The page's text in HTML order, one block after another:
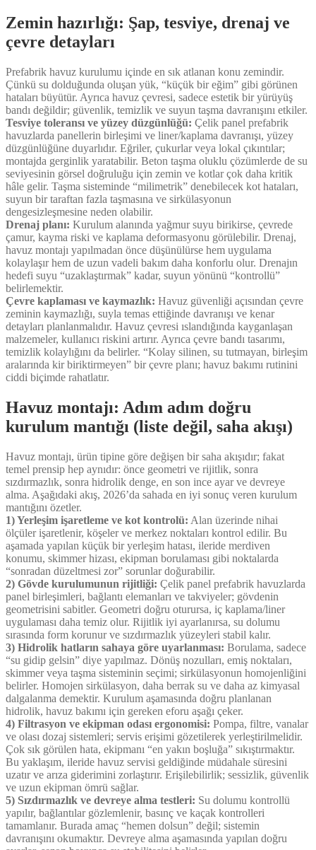
Zemin hazırlığı: Şap, tesviye, drenaj ve
çevre detayları
Prefabrik havuz kurulumu içinde en sık atlanan konu zemindir.
Çünkü su dolduğunda oluşan yük, “küçük bir eğim” gibi görünen
hataları büyütür. Ayrıca havuz çevresi, sadece estetik bir yürüyüş
bandı değildir; güvenlik, temizlik ve suyun taşma davranışını etkiler.
Tesviye toleransı ve yüzey düzgünlüğü: Çelik panel prefabrik
havuzlarda panellerin birleşimi ve liner/kaplama davranışı, yüzey
düzgünlüğüne duyarlıdır. Eğriler, çukurlar veya lokal çıkıntılar;
montajda gerginlik yaratabilir. Beton taşma oluklu çözümlerde de su
seviyesinin görsel doğruluğu için zemin ve kotlar çok daha kritik
hâle gelir. Taşma sisteminde “milimetrik” denebilecek kot hataları,
suyun bir taraftan fazla taşmasına ve sirkülasyonun
dengesizleşmesine neden olabilir.
Drenaj planı: Kurulum alanında yağmur suyu birikirse, çevrede
çamur, kayma riski ve kaplama deformasyonu görülebilir. Drenaj,
havuz montajı yapılmadan önce düşünülürse hem uygulama
kolaylaşır hem de uzun vadeli bakım daha konforlu olur. Drenajın
hedefi suyu “uzaklaştırmak” kadar, suyun yönünü “kontrollü”
belirlemektir.
Çevre kaplaması ve kaymazlık: Havuz güvenliği açısından çevre
zeminin kaymazlığı, suyla temas ettiğinde davranışı ve kenar
detayları planlanmalıdır. Havuz çevresi ıslandığında kayganlaşan
malzemeler, kullanıcı riskini artırır. Ayrıca çevre bandı tasarımı,
temizlik kolaylığını da belirler. “Kolay silinen, su tutmayan, birleşim
aralarında kir biriktirmeyen” bir çevre planı; havuz bakımı rutinini
ciddi biçimde rahatlatır.
Havuz montajı: Adım adım doğru
kurulum mantığı (liste değil, saha akışı)
Havuz montajı, ürün tipine göre değişen bir saha akışıdır; fakat
temel prensip hep aynıdır: önce geometri ve rijitlik, sonra
sızdırmazlık, sonra hidrolik denge, en son ince ayar ve devreye
alma. Aşağıdaki akış, 2026’da sahada en iyi sonuç veren kurulum
mantığını özetler.
1) Yerleşim işaretleme ve kot kontrolü: Alan üzerinde nihai
ölçüler işaretlenir, köşeler ve merkez noktaları kontrol edilir. Bu
aşamada yapılan küçük bir yerleşim hatası, ileride merdiven
konumu, skimmer hizası, ekipman borulaması gibi noktalarda
“sonradan düzeltmesi zor” sorunlar doğurabilir.
2) Gövde kurulumunun rijitliği: Çelik panel prefabrik havuzlarda
panel birleşimleri, bağlantı elemanları ve takviyeler; gövdenin
geometrisini sabitler. Geometri doğru oturursa, iç kaplama/liner
uygulaması daha temiz olur. Rijitlik iyi ayarlanırsa, su dolumu
sırasında form korunur ve sızdırmazlık yüzeyleri stabil kalır.
3) Hidrolik hatların sahaya göre uyarlanması: Borulama, sadece
“su gidip gelsin” diye yapılmaz. Dönüş nozulları, emiş noktaları,
skimmer veya taşma sisteminin seçimi; sirkülasyonun homojenliğini
belirler. Homojen sirkülasyon, daha berrak su ve daha az kimyasal
dalgalanma demektir. Kurulum aşamasında doğru planlanan
hidrolik, havuz bakımı için gereken eforu aşağı çeker.
4) Filtrasyon ve ekipman odası ergonomisi: Pompa, filtre, vanalar
ve olası dozaj sistemleri; servis erişimi gözetilerek yerleştirilmelidir.
Çok sık görülen hata, ekipmanı “en yakın boşluğa” sıkıştırmaktır.
Bu yaklaşım, ileride havuz servisi geldiğinde müdahale süresini
uzatır ve arıza giderimini zorlaştırır. Erişilebilirlik; sessizlik, güvenlik
ve uzun ekipman ömrü sağlar.
5) Sızdırmazlık ve devreye alma testleri: Su dolumu kontrollü
yapılır, bağlantılar gözlemlenir, basınç ve kaçak kontrolleri
tamamlanır. Burada amaç “hemen dolsun” değil; sistemin
davranışını okumaktır. Devreye alma aşamasında yapılan doğru